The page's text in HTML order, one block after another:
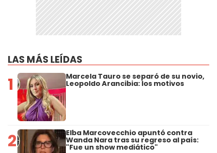
LAS MÁS LEÍDAS
1 Marcela Tauro se separó de su novio,
Leopoldo Arancibia: los motivos
2 Elba Marcovecchio apuntó contra
Wanda Nara tras su regreso al país:
"Fue un show mediático"